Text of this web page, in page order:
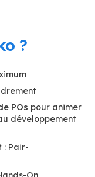
?
POs pour animer
développement
: Pair-